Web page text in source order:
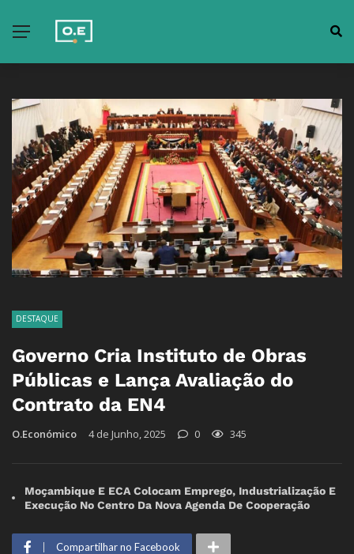
DESTAQUE
Governo Cria Instituto de Obras
Públicas e Lança Avaliação do
Contrato da EN4
O.Económico 4 de Junho, 2025 0 345
Moçambique E ECA Colocam Emprego, Industrialização E
Execução No Centro Da Nova Agenda De Cooperação
Compartilhar no Facebook